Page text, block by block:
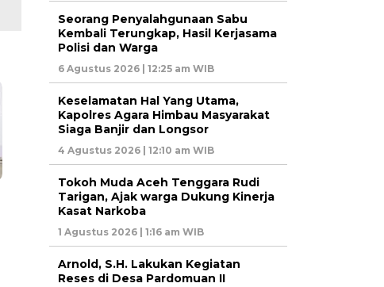
Seorang Penyalahgunaan Sabu
Kembali Terungkap, Hasil Kerjasama
Polisi dan Warga
6 Agustus 2026 | 12:25 am WIB
Keselamatan Hal Yang Utama,
Kapolres Agara Himbau Masyarakat
Siaga Banjir dan Longsor
4 Agustus 2026 | 12:10 am WIB
Tokoh Muda Aceh Tenggara Rudi
Tarigan, Ajak warga Dukung Kinerja
Kasat Narkoba
1 Agustus 2026 | 1:16 am WIB
Arnold, S.H. Lakukan Kegiatan
Reses di Desa Pardomuan II